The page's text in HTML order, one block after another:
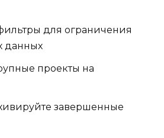
для ограничения
данных
проекты на
завершенные